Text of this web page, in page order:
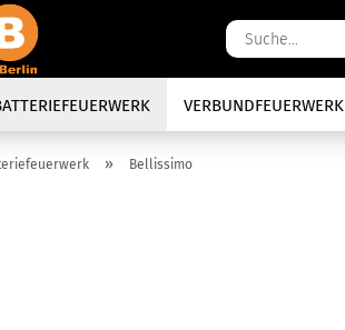
VERBUNDFEUERWERK
» Bellissimo